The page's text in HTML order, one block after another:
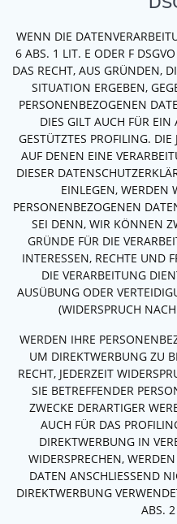
WENN DIE
6 ABS. 1 LIT. E ODER F
DAS RECHT, AUS GRÜNDEN,
SITUATION ERGEBEN,
PERSONENBEZOGENEN
DIES GILT AUCH FÜR
GESTÜTZTES PROFILING. DIE
AUF DENEN EINE
DIESER
EINLEGEN, WERDEN
PERSONENBEZOGENEN
SEI DENN, WIR KÖNNEN
GRÜNDE FÜR DIE
INTERESSEN, RECHTE UND
DIE VERARBEITUNG
AUSÜBUNG ODER
(WIDERSPRUCH
WERDEN IHRE
UM DIREKTWERBUNG ZU
RECHT, JEDERZEIT
SIE BETREFFENDER
ZWECKE DERARTIGER
AUCH FÜR DAS
DIREKTWERBUNG IN
WIDERSPRECHEN,
DATEN ANSCHLIESSEND
DIREKTWERBUNG
ABS.